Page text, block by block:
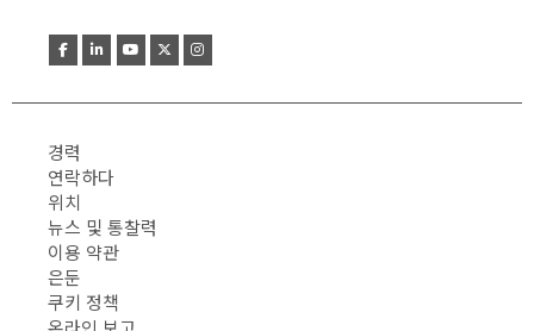
경력
연락하다
위치
뉴스 및 통찰력
이용 약관
은둔
쿠키 정책